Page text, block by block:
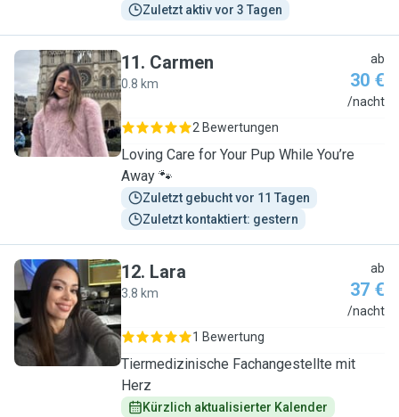
Zuletzt aktiv vor 3 Tagen
C
11. Carmen
0.8 km
ab
30 €
/nacht
2 Bewertungen
Loving Care for Your Pup While You’re
Away 🐾
Zuletzt gebucht vor 11 Tagen
Zuletzt kontaktiert: gestern
L
12. Lara
3.8 km
ab
37 €
/nacht
1 Bewertung
Tiermedizinische Fachangestellte mit
Herz
Kürzlich aktualisierter Kalender